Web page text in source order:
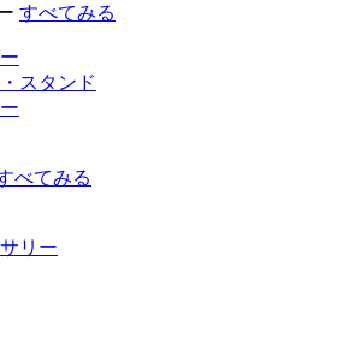
すべてみる
スタンド
べてみる
リー